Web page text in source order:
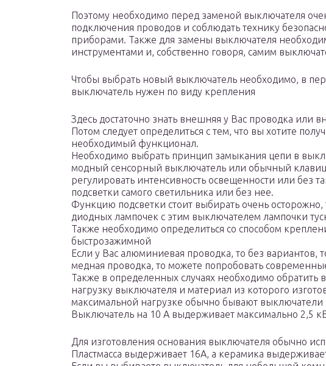
Поэтому необходимо перед заменой выключателя
подключения проводов и соблюдать технику
приборами. Также для замены выключателя
инструментами и, собственно говоря, самим
Чтобы выбрать новый выключатель необходимо, в
выключатель нужен по виду крепления
Здесь достаточно знать внешняя у Вас проводка или
Потом следует определиться с тем, что вы хотите
необходимый функционал.
Необходимо выбрать принцип замыкания цепи в
модный сенсорный выключатель или обычный
регулировать интенсивность освещенности или без
подсветки самого светильника или без нее.
Функцию подсветки стоит выбирать очень осторожно,
диодных лампочек с этим выключателем лампочки
Также необходимо определиться со способом
быстрозажимной
Если у Вас алюминиевая проводка, то без вариантов,
медная проводка, то можете попробовать
Также в определенных случаях необходимо
нагрузку выключателя и материал из которого
максимальной нагрузке обычно бывают выключатели
Выключатель на 10 А выдерживает максимально 2,5
Для изготовления основания выключателя обычно
Пластмасса выдерживает 16А, а керамика